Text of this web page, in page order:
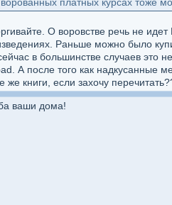
О воровстве речь не
Раньше можно было
в большинстве случаев это
А после того как надкусанные
же книги, если захочу
ваши дома!